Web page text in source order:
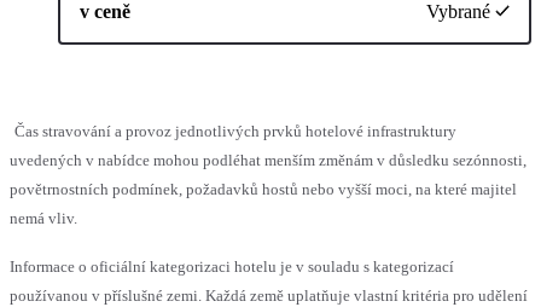
v ceně Vybrané
Čas stravování a provoz jednotlivých prvků hotelové infrastruktury
uvedených v nabídce mohou podléhat menším změnám v důsledku sezónnosti,
povětrnostních podmínek, požadavků hostů nebo vyšší moci, na které majitel
nemá vliv.
Informace o oficiální kategorizaci hotelu je v souladu s kategorizací
používanou v příslušné zemi. Každá země uplatňuje vlastní kritéria pro udělení